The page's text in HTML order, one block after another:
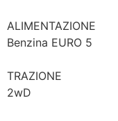
ALIMENTAZIONE
Benzina EURO 5
TRAZIONE
2wD